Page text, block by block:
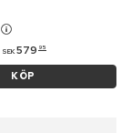
SEK 579 95
KÖP